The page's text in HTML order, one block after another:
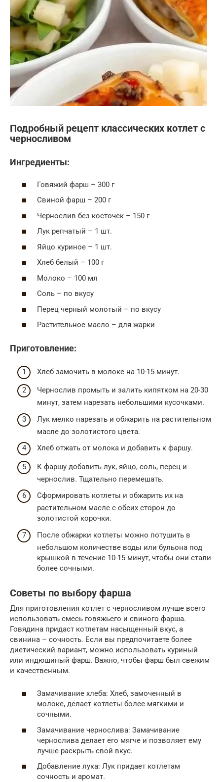
Подробный рецепт классических котлет с
черносливом
Ингредиенты:
Говяжий фарш – 300 г
Свиной фарш – 200 г
Чернослив без косточек – 150 г
Лук репчатый – 1 шт.
Яйцо куриное – 1 шт.
Хлеб белый – 100 г
Молоко – 100 мл
Соль – по вкусу
Перец черный молотый – по вкусу
Растительное масло – для жарки
Приготовление:
Хлеб замочить в молоке на 10-15 минут.
Чернослив промыть и залить кипятком на 20-30
минут, затем нарезать небольшими кусочками.
Лук мелко нарезать и обжарить на растительном
масле до золотистого цвета.
Хлеб отжать от молока и добавить к фаршу.
К фаршу добавить лук, яйцо, соль, перец и
чернослив. Тщательно перемешать.
Сформировать котлеты и обжарить их на
растительном масле с обеих сторон до
золотистой корочки.
После обжарки котлеты можно потушить в
небольшом количестве воды или бульона под
крышкой в течение 10-15 минут, чтобы они стали
более сочными.
Советы по выбору фарша
Для приготовления котлет с черносливом лучше всего
использовать смесь говяжьего и свиного фарша.
Говядина придаст котлетам насыщенный вкус, а
свинина – сочность. Если вы предпочитаете более
диетический вариант, можно использовать куриный
или индюшиный фарш. Важно, чтобы фарш был свежим
и качественным.
Замачивание хлеба: Хлеб, замоченный в
молоке, делает котлеты более мягкими и
сочными.
Замачивание чернослива: Замачивание
чернослива делает его мягче и позволяет ему
лучше раскрыть свой вкус.
Добавление лука: Лук придает котлетам
сочность и аромат.